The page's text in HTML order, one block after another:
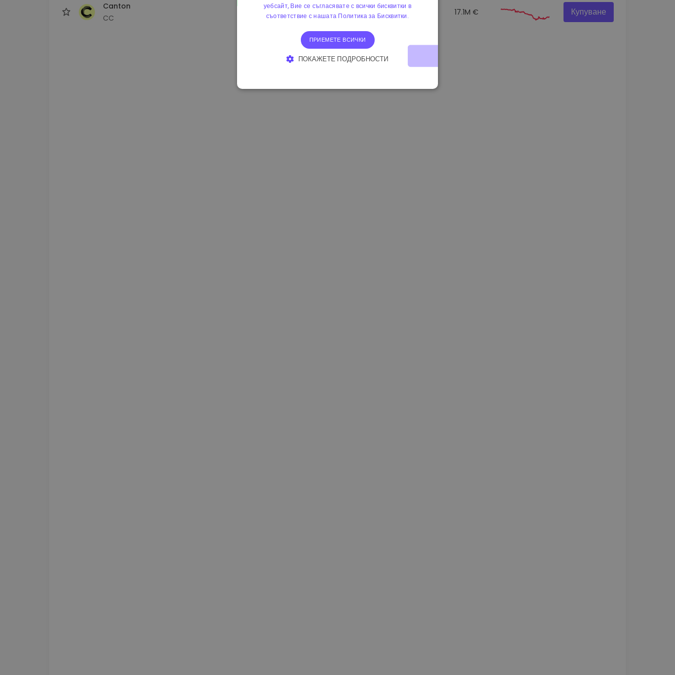
Canton
CC
0.083269000 € +4.90% 17.1M € Купуване
уебсайт, Вие се съгласявате с всички бисквитки в
съответствие с нашата Политика за Бисквитки.
ПРИЕМЕТЕ ВСИЧКИ
ПОКАЖЕТЕ ПОДРОБНОСТИ